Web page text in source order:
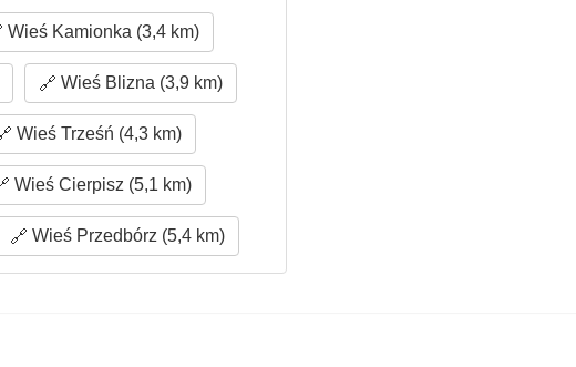
Wieś Kamionka (3,4 km)
Wieś Blizna (3,9 km)
Wieś Trześń (4,3 km)
Wieś Cierpisz (5,1 km)
Wieś Przedbórz (5,4 km)